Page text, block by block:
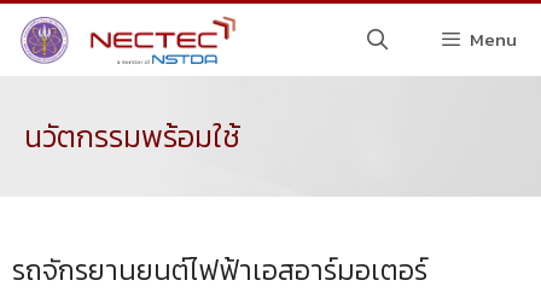
Menu
นวัตกรรมพร้อมใช้
รถจักรยานยนต์ไฟฟ้าเอสอาร์มอเตอร์